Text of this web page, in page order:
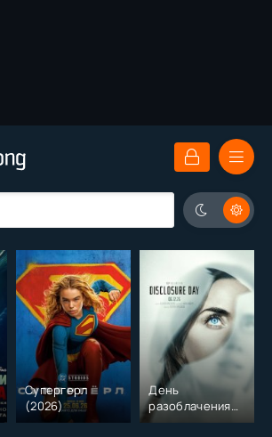
Супергерл
(2026)
День
разоблачения
(2026)